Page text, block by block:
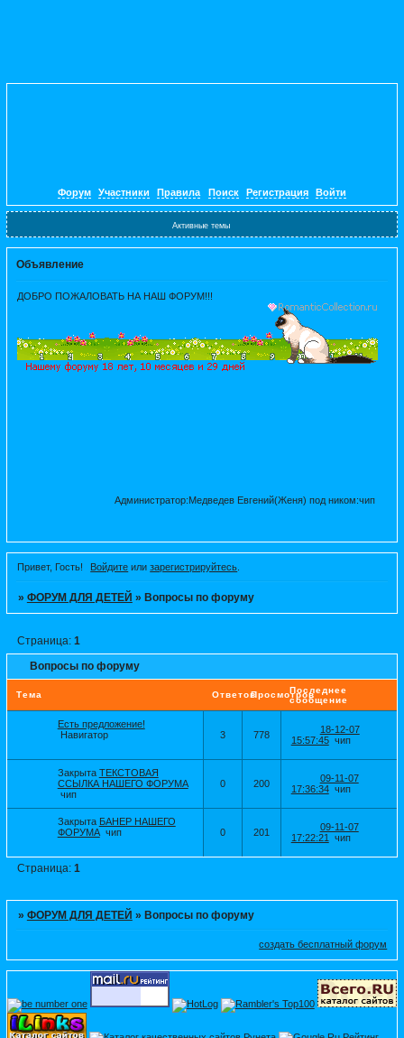
Форум Участники Правила Поиск Регистрация Войти
Активные темы
Объявление
ДОБРО ПОЖАЛОВАТЬ НА НАШ ФОРУМ!!!
Администратор:Медведев Евгений(Женя) под ником:чип
Привет, Гость! Войдите илизарегистрируйтесь
» ФОРУМ ДЛЯ ДЕТЕЙ » Вопросы по форуму
Вопросы по форуму
Страница: 1
Тема ОтветовПросмотровПоследнее
сообщение
Есть предложение!
Навигатор
3 778
18-12-07
15:57:45 чип
Закрыта ТЕКСТОВАЯ
ССЫЛКА НАШЕГО ФОРУМА
чип
0 200
09-11-07
17:36:34 чип
Закрыта БАНЕР НАШЕГО
ФОРУМА чип 0 201
09-11-07
17:22:21
чип
Страница: 1
» ФОРУМ ДЛЯ ДЕТЕЙ » Вопросы по форуму
создать бесплатный форум